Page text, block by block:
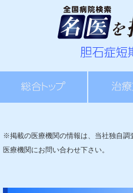
※掲載の医療機関の情報は、当社独自調
医療機関にお問い合わせ下さい。